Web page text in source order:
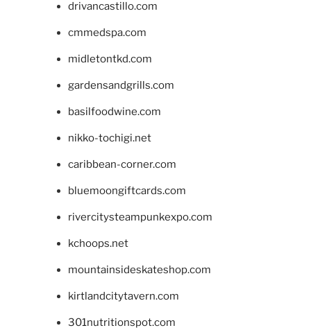
drivancastillo.com
cmmedspa.com
midletontkd.com
gardensandgrills.com
basilfoodwine.com
nikko-tochigi.net
caribbean-corner.com
bluemoongiftcards.com
rivercitysteampunkexpo.com
kchoops.net
mountainsideskateshop.com
kirtlandcitytavern.com
301nutritionspot.com